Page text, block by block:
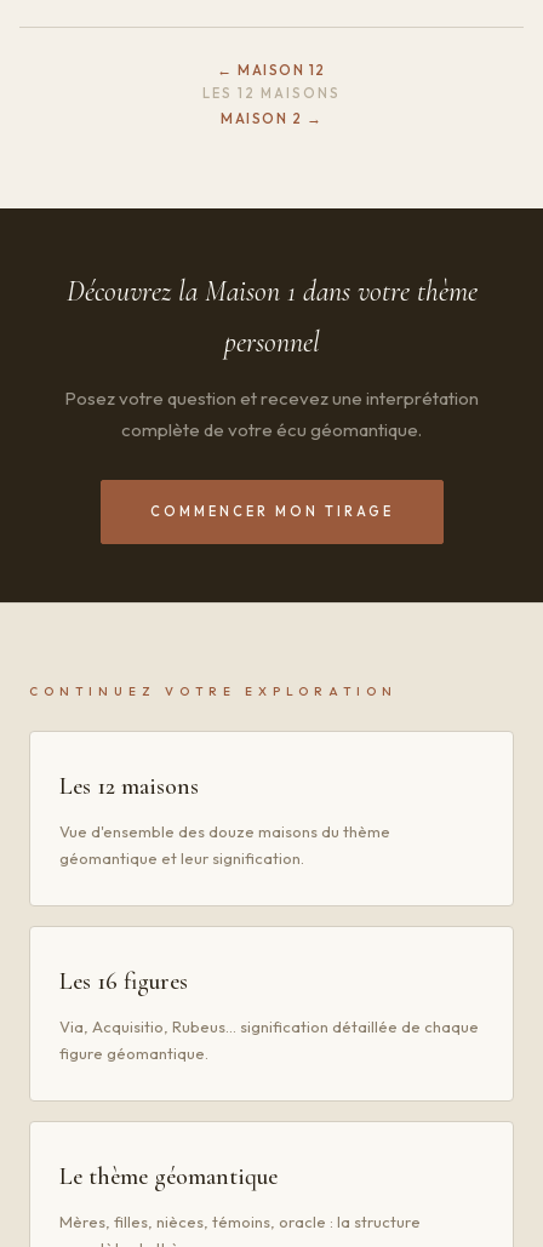
← MAISON 12
LES 12 MAISONS
MAISON 2 →
Découvrez la Maison 1 dans votre thème
personnel
Posez votre question et recevez une interprétation
complète de votre écu géomantique.
COMMENCER MON TIRAGE
CONTINUEZ VOTRE EXPLORATION
Les 12 maisons
Vue d'ensemble des douze maisons du thème
géomantique et leur signification.
Les 16 figures
Via, Acquisitio, Rubeus… signification détaillée de chaque
figure géomantique.
Le thème géomantique
Mères, filles, nièces, témoins, oracle : la structure